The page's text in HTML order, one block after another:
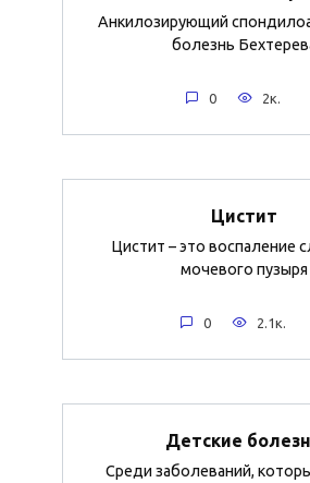
Анкилозирующий
болезнь
0 2к.
Цистит
Цистит – это воспаление
мочевого пузыря
0 2.1к.
Детские
Среди заболеваний,